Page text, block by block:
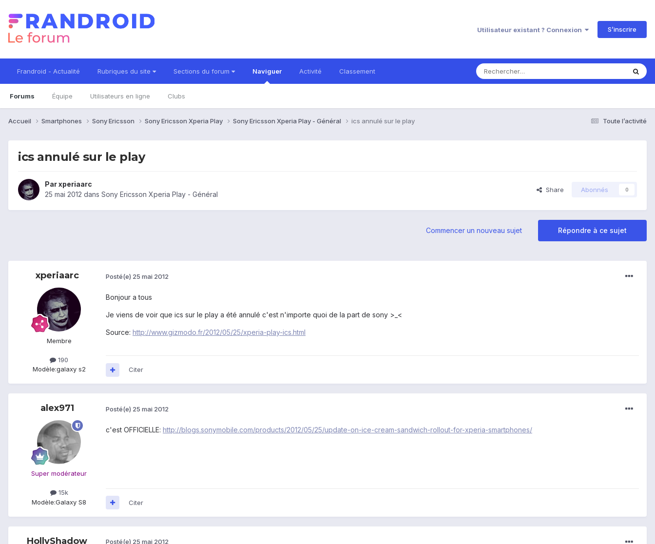
Utilisateur existant ? Connexion S’inscrire
Frandroid - Actualité Rubriques du site Sections du forum Naviguer
Forums Équipe Utilisateurs en ligne Clubs
Activité Classement
Toute l’activité
Accueil Smartphones Sony Ericsson Sony Ericsson Xperia Play Sony Ericsson Xperia Play - Général ics annulé sur le play
ics annulé sur le play
Parxperiaarc
25 mai 2012 dans Sony Ericsson Xperia Play - Général
Share Abonnés 0
Répondre à ce sujet
Commencer un nouveau sujet
xperiaarc
Membre
190
Modèle:galaxy s2
Posté(e) 25 mai 2012
Bonjour a tous
Je viens de voir que ics sur le play a été annulé c'est n'importe quoi de la part de sony >_<
Source: http://www.gizmodo.fr/2012/05/25/xperia-play-ics.html
Citer
alex971
Super modérateur
15k
Modèle:Galaxy S8
Posté(e) 25 mai 2012
c'est OFFICIELLE: http://blogs.sonymobile.com/products/2012/05/25/update-on-ice-cream-sandwich-rollout-for-xperia-smartphones/
Citer
HollyShadow Posté(e) 25 mai 2012